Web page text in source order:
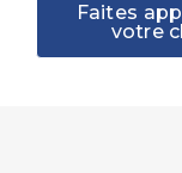
Faites
votre